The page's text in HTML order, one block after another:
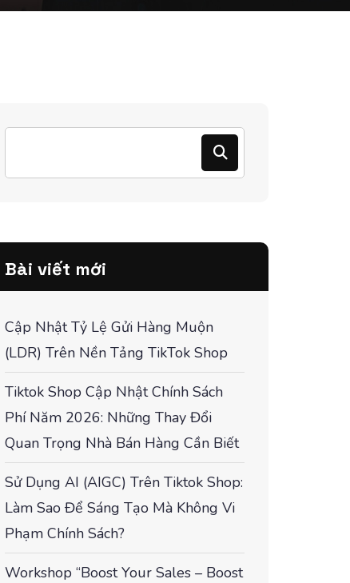
Bài viết mới
Cập Nhật Tỷ Lệ Gửi Hàng Muộn
(LDR) Trên Nền Tảng TikTok Shop
Tiktok Shop Cập Nhật Chính Sách
Phí Năm 2026: Những Thay Đổi
Quan Trọng Nhà Bán Hàng Cần Biết
Sử Dụng AI (AIGC) Trên Tiktok Shop:
Làm Sao Để Sáng Tạo Mà Không Vi
Phạm Chính Sách?
Workshop “Boost Your Sales – Boost